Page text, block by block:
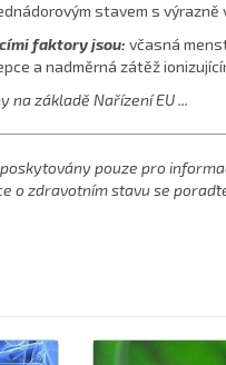
stavem s výrazně
faktory jsou: včasná
a nadměrná zátěž
základě Nařízení EU ...
pouze pro
o zdravotním stavu se